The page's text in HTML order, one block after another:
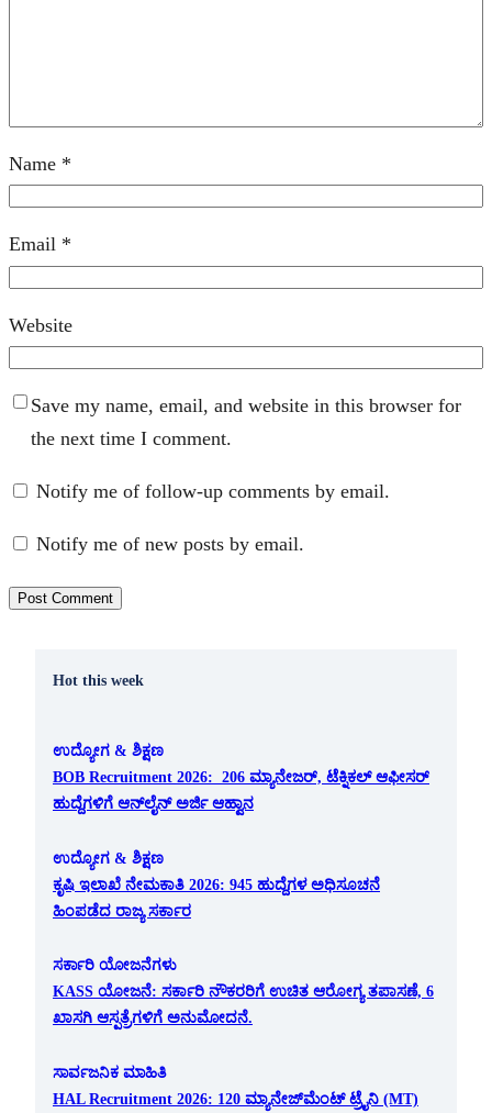
Name *
Email *
Website
Save my name, email, and website in this browser for
the next time I comment.
Notify me of follow-up comments by email.
Notify me of new posts by email.
Hot this week
ಉದ್ಯೋಗ & ಶಿಕ್ಷಣ
BOB Recruitment 2026: 206 ಮ್ಯಾನೇಜರ್, ಟೆಕ್ನಿಕಲ್ ಆಫೀಸರ್
ಹುದ್ದೆಗಳಿಗೆ ಆನ್‌ಲೈನ್ ಅರ್ಜಿ ಆಹ್ವಾನ
ಉದ್ಯೋಗ & ಶಿಕ್ಷಣ
ಕೃಷಿ ಇಲಾಖೆ ನೇಮಕಾತಿ 2026: 945 ಹುದ್ದೆಗಳ ಅಧಿಸೂಚನೆ
ಹಿಂಪಡೆದ ರಾಜ್ಯ ಸರ್ಕಾರ
ಸರ್ಕಾರಿ ಯೋಜನೆಗಳು
KASS ಯೋಜನೆ: ಸರ್ಕಾರಿ ನೌಕರರಿಗೆ ಉಚಿತ ಆರೋಗ್ಯ ತಪಾಸಣೆ, 6
ಖಾಸಗಿ ಆಸ್ಪತ್ರೆಗಳಿಗೆ ಅನುಮೋದನೆ.
ಸಾರ್ವಜನಿಕ ಮಾಹಿತಿ
HAL Recruitment 2026: 120 ಮ್ಯಾನೇಜ್‌ಮೆಂಟ್ ಟ್ರೈನಿ (MT)